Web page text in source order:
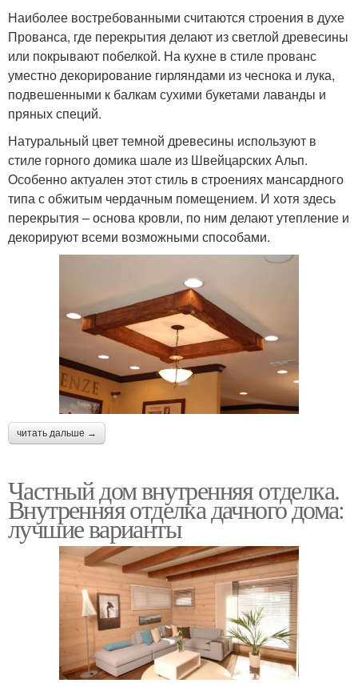
Наиболее востребованными считаются строения в духе
Прованса, где перекрытия делают из светлой древесины
или покрывают побелкой. На кухне в стиле прованс
уместно декорирование гирляндами из чеснока и лука,
подвешенными к балкам сухими букетами лаванды и
пряных специй.
Натуральный цвет темной древесины используют в
стиле горного домика шале из Швейцарских Альп.
Особенно актуален этот стиль в строениях мансардного
типа с обжитым чердачным помещением. И хотя здесь
перекрытия – основа кровли, по ним делают утепление и
декорируют всеми возможными способами.
читать дальше →
Частный дом внутренняя отделка.
Внутренняя отделка дачного дома:
лучшие варианты